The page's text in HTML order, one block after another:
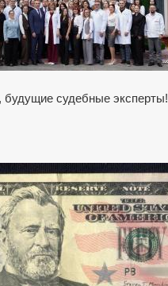
будущие судебные эксперты!